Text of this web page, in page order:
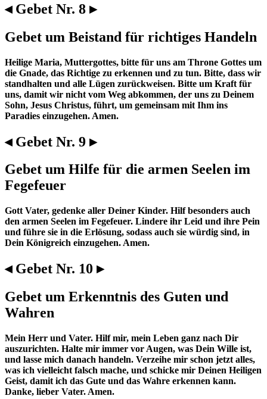
◂ Gebet Nr. 8 ▸
Gebet um Beistand für richtiges Handeln
Heilige Maria, Muttergottes, bitte für uns am Throne Gottes um
die Gnade, das Richtige zu erkennen und zu tun. Bitte, dass wir
standhalten und alle Lügen zurückweisen. Bitte um Kraft für
uns, damit wir nicht vom Weg abkommen, der uns zu Deinem
Sohn, Jesus Christus, führt, um gemeinsam mit Ihm ins
Paradies einzugehen. Amen.
◂ Gebet Nr. 9 ▸
Gebet um Hilfe für die armen Seelen im
Fegefeuer
Gott Vater, gedenke aller Deiner Kinder. Hilf besonders auch
den armen Seelen im Fegefeuer. Lindere ihr Leid und ihre Pein
und führe sie in die Erlösung, sodass auch sie würdig sind, in
Dein Königreich einzugehen. Amen.
◂ Gebet Nr. 10 ▸
Gebet um Erkenntnis des Guten und
Wahren
Mein Herr und Vater. Hilf mir, mein Leben ganz nach Dir
auszurichten. Halte mir immer vor Augen, was Dein Wille ist,
und lasse mich danach handeln. Verzeihe mir schon jetzt alles,
was ich vielleicht falsch mache, und schicke mir Deinen Heiligen
Geist, damit ich das Gute und das Wahre erkennen kann.
Danke, lieber Vater. Amen.